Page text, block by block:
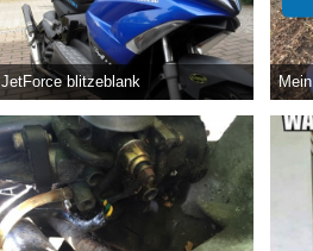
JetForce blitzeblank
unrealSpeedy-22. Juli 2017
4.939
0